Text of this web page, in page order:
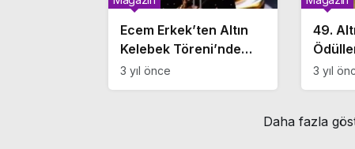
Ecem Erkek’ten Altın
Kelebek Töreni’nde
tepki çeken konuşma…
‘Biz vicdanlı bir milletiz’
3 yıl önce
49.
3 yıl
Daha fazla